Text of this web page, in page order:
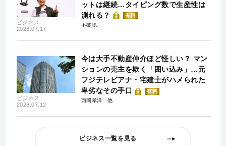
ビジネス
2026.07.17
ットは継続…タイピング数で生産性は
測れる？
有料
不破聡
ビジネス
2026.07.12
今は大手不動産仲介ほど怪しい？ マン
ションの売主を欺く「囲い込み」…元
フジテレビアナ・宅建士がハメられた
卑劣なその手口
有料
西岡孝洋
ビジネス一覧を見る